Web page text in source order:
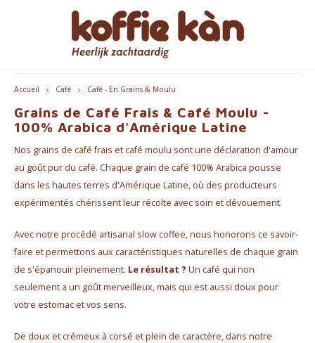
Hoofdmenu / café
Café - En Grains & Moulu
Capsules et dosettes de café
Coffee accessoires
Abonnements café
Hoofdmenu / thé
Thé
Chai
Accesspores Té
Hoofdmenu / mugs
Gobelets à emporter
Tasses à café et à thé
Hoofdmenu / accessoires
Machines à café
Produits d'entretien Jura
Home Barista Tools
Moulins à Café
Bouteilles thermos
Hoofdmenu / cadeaux
pour ELLE
pour LUI
Coffrets Cadeaux Café & Thé
Everything Pink
Hoofdmenu
Nederlands
English
Français
Les clients nous donnent une note de 9,2/10
Accueil Café Café - En Grains & Moulu
Grains de Café Frais & Café Moulu -
100% Arabica d'Amérique Latine
Nos grains de café frais et café moulu sont une déclaration d'amour
au goût pur du café. Chaque grain de café 100% Arabica pousse
dans les hautes terres d'Amérique Latine, où des producteurs
expérimentés chérissent leur récolte avec soin et dévouement.
Avec notre procédé artisanal slow coffee, nous honorons ce savoir-
faire et permettons aux caractéristiques naturelles de chaque grain
de s'épanouir pleinement. Le résultat ? Un café qui non
seulement a un goût merveilleux, mais qui est aussi doux pour
votre estomac et vos sens.
De doux et crémeux à corsé et plein de caractère, dans notre